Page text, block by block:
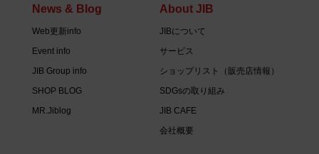
News & Blog
Web更新info
Event info
JIB Group info
SHOP BLOG
MR.Jiblog
About JIB
JIBについて
サービス
ショップリスト（販売店情報）
SDGsの取り組み
JIB CAFE
会社概要